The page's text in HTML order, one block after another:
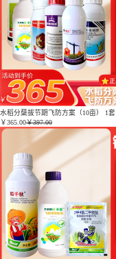
水稻分蘖拔节期飞防方案（10亩） 1套
￥365.00￥397.00